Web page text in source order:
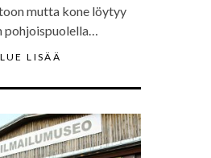
mutta kone löytyy
pohjoispuolella…
LUE LISÄÄ